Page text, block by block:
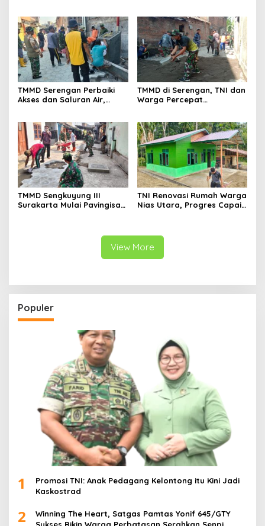
TMMD Serengan Perbaiki
Akses dan Saluran Air,
TMMD di Serengan, TNI dan
Warga Percepat
TMMD Sengkuyung III
Surakarta Mulai Pavingisasi
TNI Renovasi Rumah Warga
Nias Utara, Progres Capai
View More
Populer
1
Promosi TNI: Anak Pedagang Kelontong itu Kini Jadi
Kaskostrad
2
Winning The Heart, Satgas Pamtas Yonif 645/GTY